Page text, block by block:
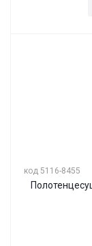
код 5116-8455